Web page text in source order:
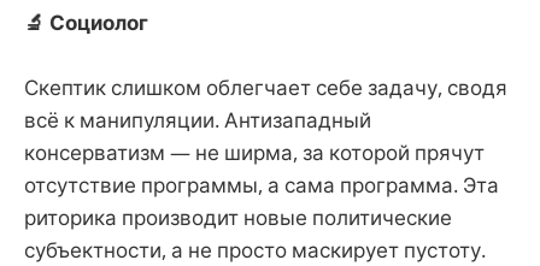
🔬 Социолог
Скептик слишком облегчает себе задачу, сводя
всё к манипуляции. Антизападный
консерватизм — не ширма, за которой прячут
отсутствие программы, а сама программа. Эта
риторика производит новые политические
субъектности, а не просто маскирует пустоту.